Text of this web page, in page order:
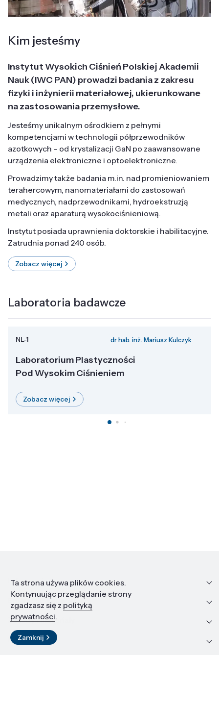
Kim jesteśmy
Instytut Wysokich Ciśnień Polskiej Akademii
Nauk (IWC PAN) prowadzi badania z zakresu
fizyki i inżynierii materiałowej, ukierunkowane
na zastosowania przemysłowe.
Jesteśmy unikalnym ośrodkiem z pełnymi
kompetencjami w technologii półprzewodników
azotkowych – od krystalizacji GaN po zaawansowane
urządzenia elektroniczne i optoelektroniczne.
Prowadzimy także badania m.in. nad promieniowaniem
terahercowym, nanomateriałami do zastosowań
medycznych, nadprzewodnikami, hydroekstruzją
metali oraz aparaturą wysokociśnieniową.
Instytut posiada uprawnienia doktorskie i habilitacyjne.
Zatrudnia ponad 240 osób.
Zobacz więcej
Laboratoria badawcze
NL-1 dr hab. inż. Mariusz Kulczyk
Laboratorium Plastyczności
Pod Wysokim Ciśnieniem
Zobacz więcej
Informacje
Edukacja i kariera
Zasoby i materiały
Kontakt
Ta strona używa plików cookies.
Kontynuując przeglądanie strony
zgadzasz się z polityką
prywatności.
Zamknij